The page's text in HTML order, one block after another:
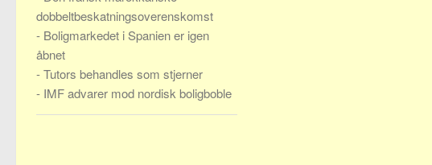
dobbeltbeskatningsoverenskomst
- Boligmarkedet i Spanien er igen
åbnet
-Tutors behandles som stjerner
- IMF advarer mod nordisk boligboble